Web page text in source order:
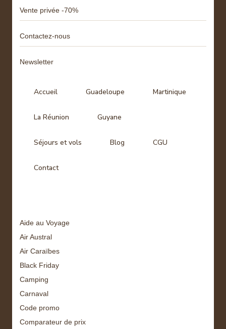
Vente privée -70%
Contactez-nous
Newsletter
Accueil Guadeloupe Martinique
La Réunion Guyane
Séjours et vols Blog CGU
Contact
Aide au Voyage
Air Austral
Air Caraïbes
Black Friday
Camping
Carnaval
Code promo
Comparateur de prix